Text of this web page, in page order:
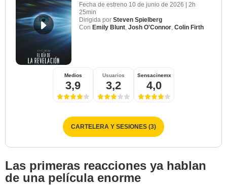
Fecha de estreno 10 de junio de 2026 | 2h
25min
Dirigida por Steven Spielberg
Con Emily Blunt Josh O'Connor Colin Firth
Medios
3,9
Usuarios
3,2
Sensacinemx
4,0
CARTELERA Y SESIONES (3)
Las primeras reacciones ya hablan
de una película enorme